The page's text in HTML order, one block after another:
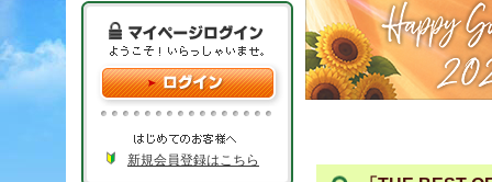
新規会員登録はこちら